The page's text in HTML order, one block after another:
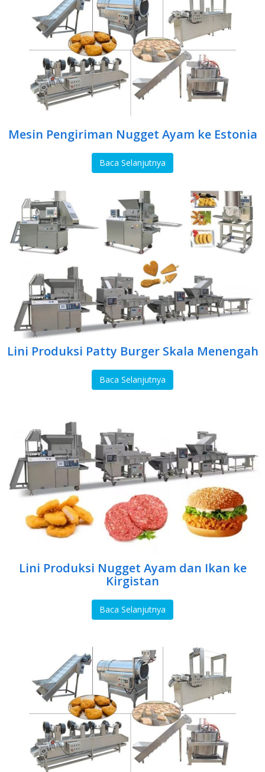
Mesin Pengiriman Nugget Ayam ke Estonia
Baca Selanjutnya
Lini Produksi Patty Burger Skala Menengah
Baca Selanjutnya
Lini Produksi Nugget Ayam dan Ikan ke
Kirgistan
Baca Selanjutnya